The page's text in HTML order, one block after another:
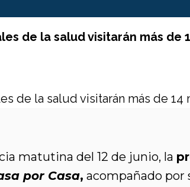
de la salud visitarán más
matutina del 12 de junio, la
por Casa, acompañado por